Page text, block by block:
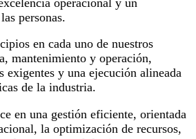
personas.
en cada uno de nuestros
mantenimiento y operación,
exigentes y una ejecución alineada
de la industria.
en una gestión eficiente, orientada
la optimización de recursos,